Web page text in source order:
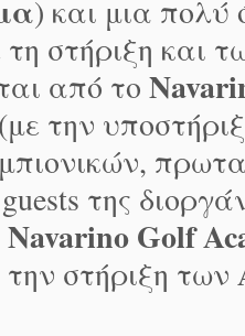
) και μια
τη στήριξη και
από το
(με την
της
NavarinoGolf
την στήριξη των